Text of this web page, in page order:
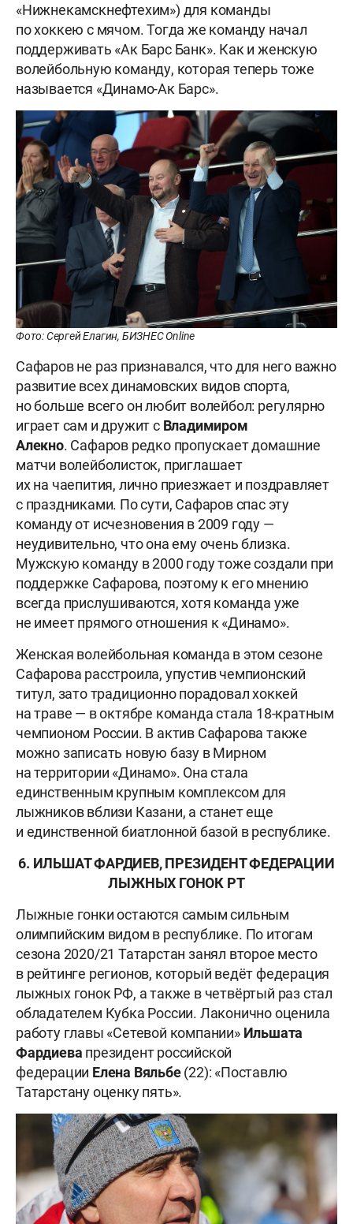
«Нижнекамскнефтехим») для команды
по хоккею с мячом. Тогда же команду начал
поддерживать «Ак Барс Банк». Как и женскую
волейбольную команду, которая теперь тоже
называется «Динамо-Ак Барс».
Фото: Сергей Елагин, БИЗНЕС Online
Сафаров не раз признавался, что для него важно
развитие всех динамовских видов спорта,
но больше всего он любит волейбол: регулярно
играет сам и дружит с Владимиром
Алекно. Сафаров редко пропускает домашние
матчи волейболисток, приглашает
их на чаепития, лично приезжает и поздравляет
с праздниками. По сути, Сафаров спас эту
команду от исчезновения в 2009 году —
неудивительно, что она ему очень близка.
Мужскую команду в 2000 году тоже создали при
поддержке Сафарова, поэтому к его мнению
всегда прислушиваются, хотя команда уже
не имеет прямого отношения к «Динамо».
Женская волейбольная команда в этом сезоне
Сафарова расстроила, упустив чемпионский
титул, зато традиционно порадовал хоккей
на траве — в октябре команда стала 18-кратным
чемпионом России. В актив Сафарова также
можно записать новую базу в Мирном
на территории «Динамо». Она стала
единственным крупным комплексом для
лыжников вблизи Казани, а станет еще
и единственной биатлонной базой в республике.
6. ИЛЬШАТ ФАРДИЕВ, ПРЕЗИДЕНТ ФЕДЕРАЦИИ
ЛЫЖНЫХ ГОНОК РТ
Лыжные гонки остаются самым сильным
олимпийским видом в республике. По итогам
сезона 2020/21 Татарстан занял второе место
в рейтинге регионов, который ведёт федерация
лыжных гонок РФ, а также в четвёртый раз стал
обладателем Кубка России. Лаконично оценила
работу главы «Сетевой компании» Ильшата
Фардиева президент российской
федерации Елена Вяльбе(22): «Поставлю
Татарстану оценку пять».